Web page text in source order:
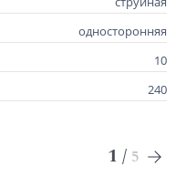
односторонняя
10
240
1 / 5